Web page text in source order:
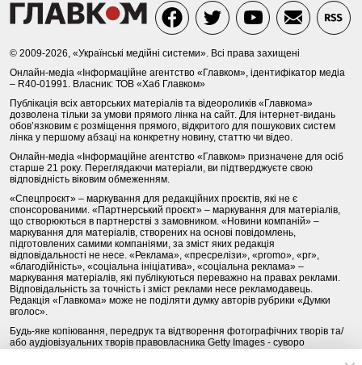
© 2009-2026, «Українські медійні системи». Всі права захищені
Онлайн-медіа «Інформаційне агентство «Главком», ідентифікатор медіа
– R40-01991. Власник: ТОВ «Хаб Главком»
Публікація всіх авторських матеріалів та відеороликів «Главкома»
дозволена тільки за умови прямого лінка на сайт. Для інтернет-видань
обов’язковим є розміщення прямого, відкритого для пошукових систем
лінка у першому абзаці на конкретну новину, статтю чи відео.
Онлайн-медіа «Інформаційне агентство «Главком» призначене для осіб
старше 21 року. Переглядаючи матеріали, ви підтверджуєте свою
відповідність віковим обмеженням.
«Спецпроєкт» – маркування для редакційних проєктів, які не є
спонсорованими. «Партнерський проєкт» – маркування для матеріалів,
що створюються в партнерстві з замовником. «Новини компаній» –
маркування для матеріалів, створених на основі повідомлень,
підготовлених самими компаніями, за зміст яких редакція
відповідальності не несе. «Реклама», «пресрелізи», «promo», «pr»,
«благодійність», «соціальна ініціатива», «соціальна реклама» –
маркування матеріалів, які публікуються переважно на правах реклами.
Відповідальність за точність і зміст реклами несе рекламодавець.
Редакція «Главкома» може не поділяти думку авторів рубрики «Думки
вголос».
Будь-яке копіювання, передрук та відтворення фотографічних творів та/
або аудіовізуальних творів правовласника Getty Images - суворо